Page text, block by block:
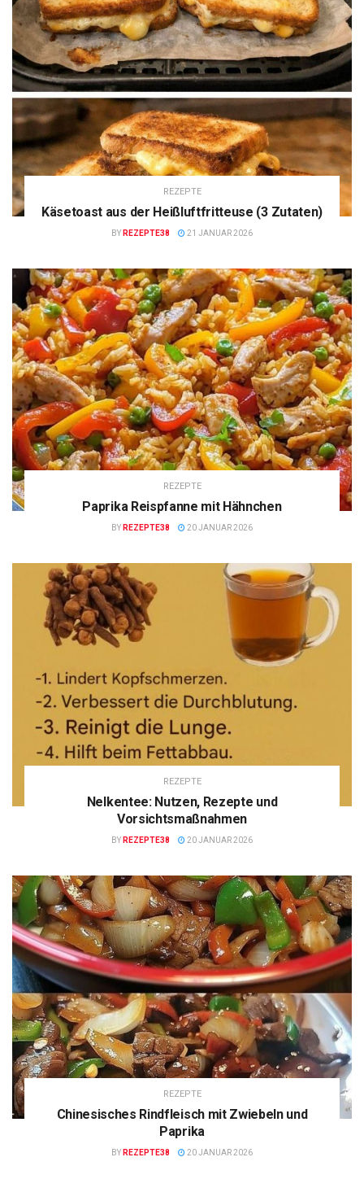
REZEPTE
Käsetoast aus der Heißluftfritteuse (3 Zutaten)
BY REZEPTE38 21 JANUAR 2026
REZEPTE
Paprika Reispfanne mit Hähnchen
BY REZEPTE38 20 JANUAR 2026
REZEPTE
Nelkentee: Nutzen, Rezepte und
Vorsichtsmaßnahmen
BY REZEPTE38 20 JANUAR 2026
REZEPTE
Chinesisches Rindfleisch mit Zwiebeln und
Paprika
BY REZEPTE38 20 JANUAR 2026